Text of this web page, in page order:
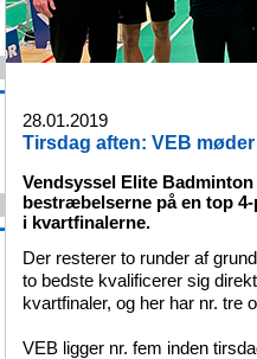
28.01.2019
Tirsdag aften: VEB
Vendsyssel Elite
bestræbelserne på en top
i kvartfinalerne.
Der resterer to runder af
to bedste kvalificerer sig
kvartfinaler, og her har nr. tre
VEB ligger nr. fem inden